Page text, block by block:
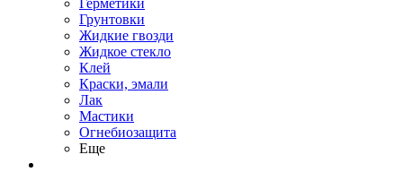
Герметики
Грунтовки
Жидкие гвозди
Жидкое стекло
Клей
Краски, эмали
Лак
Мастики
Огнебиозащита
Еще